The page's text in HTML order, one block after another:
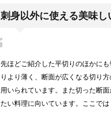
ウールコートを自分で
刺身以外に使える美味し
先ほどご紹介した平切りのほかに
りより薄く、断面が広くなる切り
用いられています。また切った断
たい料理に向いています。ここで